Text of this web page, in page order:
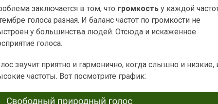
заключается в том, что громкость у каждой
голоса разная. И баланс частот по громкости не
у большинства людей. Отсюда и искаженное
голоса.
звучит приятно и гармонично, когда слышно и низкие,
частоты. Вот посмотрите график: